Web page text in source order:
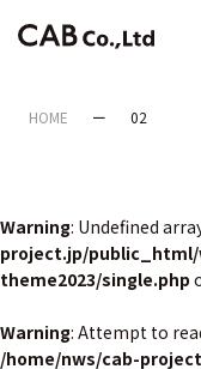
HOME 02
Warning: Undefined
project.jp/
theme2023/single.php
Warning: Attempt to
/home/nws/cab-